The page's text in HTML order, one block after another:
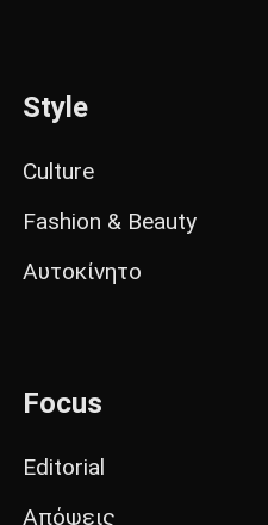
Style
Culture
Fashion & Beauty
Αυτοκίνητο
Focus
Editorial
Απόψεις